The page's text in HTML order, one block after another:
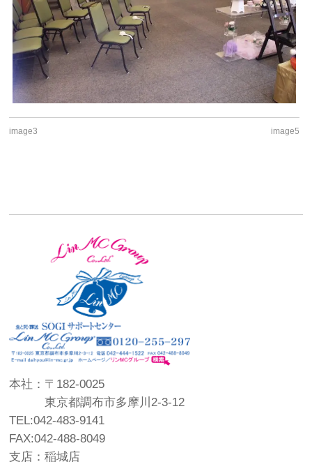
image3 image5
本社：〒182-0025
東京都調布市多摩川2-3-12
TEL:042-483-9141
FAX:042-488-8049
支店：稲城店